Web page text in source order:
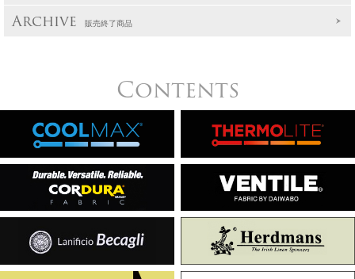
Archive 販売終了商品
Contents